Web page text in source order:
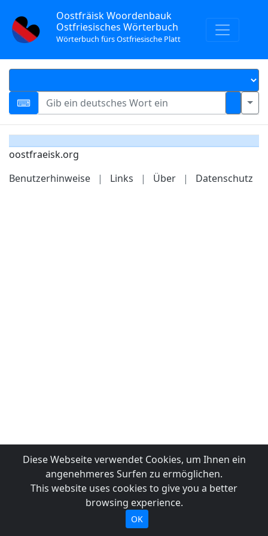
Oostfräisk Woordenbauk
Ostfriesisches Wörterbuch
Wörterbuch fürs Ostfriesische Platt
oostfraeisk.org
Benutzerhinweise
| Links | Über | Datenschutz
Diese Webseite verwendet Cookies, um Ihnen ein
angenehmeres Surfen zu ermöglichen.
This website uses cookies to give you a better
browsing experience.
OK